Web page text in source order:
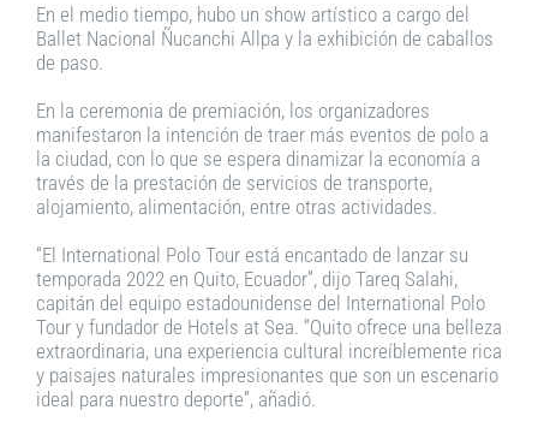
En el medio tiempo, hubo un show artístico a cargo del
Ballet Nacional Ñucanchi Allpa y la exhibición de caballos
de paso.
En la ceremonia de premiación, los organizadores
manifestaron la intención de traer más eventos de polo a
la ciudad, con lo que se espera dinamizar la economía a
través de la prestación de servicios de transporte,
alojamiento, alimentación, entre otras actividades.
“El International Polo Tour está encantado de lanzar su
temporada 2022 en Quito, Ecuador”, dijo Tareq Salahi,
capitán del equipo estadounidense del International Polo
Tour y fundador de Hotels at Sea. “Quito ofrece una belleza
extraordinaria, una experiencia cultural increíblemente rica
y paisajes naturales impresionantes que son un escenario
ideal para nuestro deporte”, añadió.